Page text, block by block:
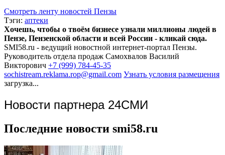
Смотреть ленту новостей Пензы
Тэги: аптеки
Хочешь, чтобы о твоём бизнесе узнали миллионы людей в
Пензе, Пензенской области и всей России - кликай сюда.
SMI58.ru - ведущий новостной интернет-портал Пензы.
Руководитель отдела продаж Самохвалов Василий
Викторович +7 (999) 784-45-35
sochistream.reklama.rop@gmail.com Узнать условия размещения
загрузка...
Новости партнера 24СМИ
Последние новости smi58.ru